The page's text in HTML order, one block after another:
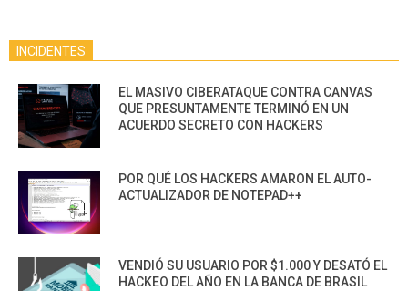
INCIDENTES
EL MASIVO CIBERATAQUE CONTRA CANVAS
QUE PRESUNTAMENTE TERMINÓ EN UN
ACUERDO SECRETO CON HACKERS
POR QUÉ LOS HACKERS AMARON EL AUTO-
ACTUALIZADOR DE NOTEPAD++
VENDIÓ SU USUARIO POR $1.000 Y DESATÓ EL
HACKEO DEL AÑO EN LA BANCA DE BRASIL